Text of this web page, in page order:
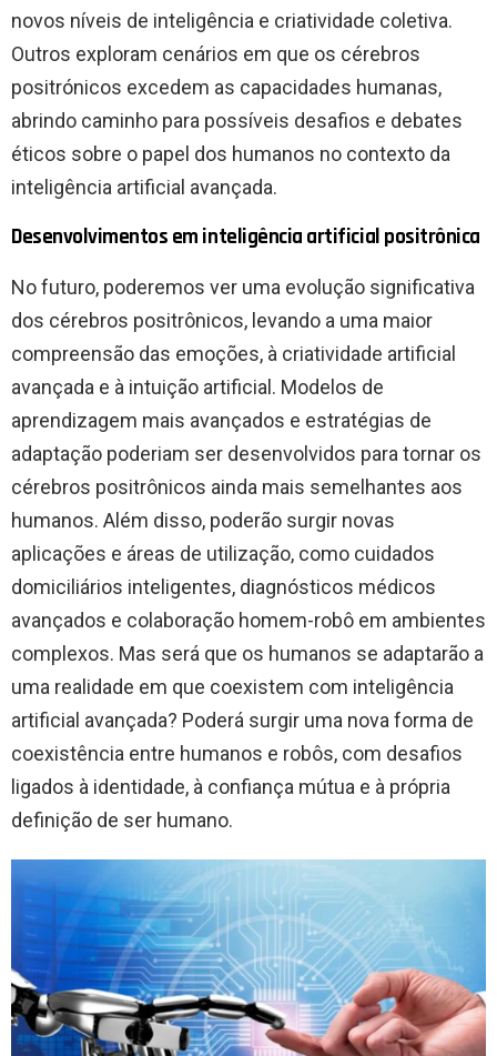
novos níveis de inteligência e criatividade coletiva.
Outros exploram cenários em que os cérebros
positrónicos excedem as capacidades humanas,
abrindo caminho para possíveis desafios e debates
éticos sobre o papel dos humanos no contexto da
inteligência artificial avançada.
Desenvolvimentos em inteligência artificial positrônica
No futuro, poderemos ver uma evolução significativa
dos cérebros positrônicos, levando a uma maior
compreensão das emoções, à criatividade artificial
avançada e à intuição artificial. Modelos de
aprendizagem mais avançados e estratégias de
adaptação poderiam ser desenvolvidos para tornar os
cérebros positrônicos ainda mais semelhantes aos
humanos. Além disso, poderão surgir novas
aplicações e áreas de utilização, como cuidados
domiciliários inteligentes, diagnósticos médicos
avançados e colaboração homem-robô em ambientes
complexos. Mas será que os humanos se adaptarão a
uma realidade em que coexistem com inteligência
artificial avançada? Poderá surgir uma nova forma de
coexistência entre humanos e robôs, com desafios
ligados à identidade, à confiança mútua e à própria
definição de ser humano.